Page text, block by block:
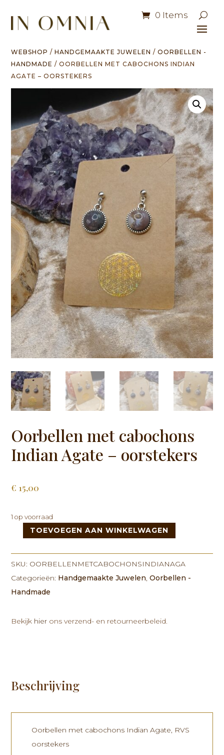
0 Items
WEBSHOP /HANDGEMAAKTE JUWELEN /OORBELLEN -
HANDMADE / OORBELLEN MET CABOCHONS INDIAN
AGATE – OORSTEKERS
Oorbellen met cabochons
Indian Agate – oorstekers
€ 15,00
1 op voorraad
Oorbellen
Agate
-
TOEVOEGEN AAN WINKELWAGEN
SKU: OORBELLENMETCABOCHONSINDIANAGA
Categorieën: Handgemaakte Juwelen,Oorbellen -
Handmade
Bekijk hier ons verzend- en retourneerbeleid.
Beschrijving
Oorbellen met cabochons Indian Agate, RVS
oorstekers